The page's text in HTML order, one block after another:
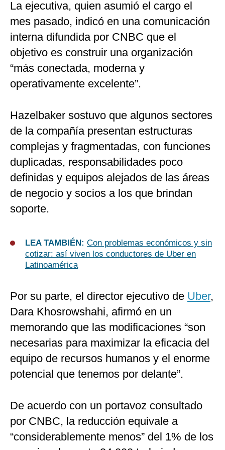
La ejecutiva, quien asumió el cargo el
mes pasado, indicó en una comunicación
interna difundida por CNBC que el
objetivo es construir una organización
“más conectada, moderna y
operativamente excelente”.
Hazelbaker sostuvo que algunos sectores
de la compañía presentan estructuras
complejas y fragmentadas, con funciones
duplicadas, responsabilidades poco
definidas y equipos alejados de las áreas
de negocio y socios a los que brindan
soporte.
LEA TAMBIÉN: Con problemas económicos y sin
cotizar: así viven los conductores de Uber en
Latinoamérica
Por su parte, el director ejecutivo de Uber,
Dara Khosrowshahi, afirmó en un
memorando que las modificaciones “son
necesarias para maximizar la eficacia del
equipo de recursos humanos y el enorme
potencial que tenemos por delante”.
De acuerdo con un portavoz consultado
por CNBC, la reducción equivale a
“considerablemente menos” del 1% de los